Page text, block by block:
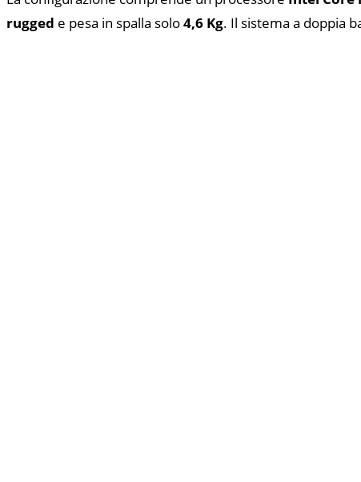
rugged e pesa in spalla solo4,6 Kg. Il sistema a doppia